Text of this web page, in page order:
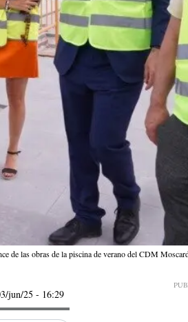
de las obras de la piscina de verano del CDM
jun/25 - 16:29